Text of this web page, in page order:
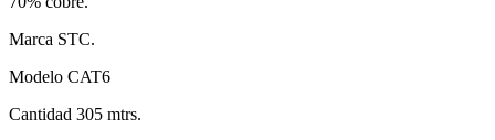
Marca STC.
Modelo CAT6
Cantidad 305 mtrs.